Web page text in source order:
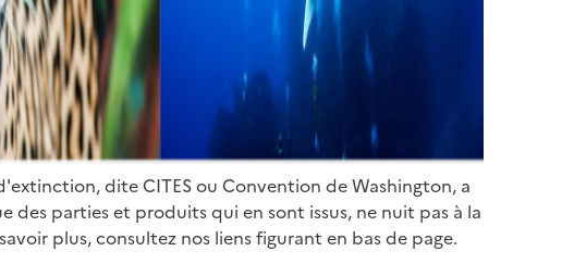
dite CITES ou Convention de Washington, a
parties et produits qui en sont issus, ne nuit pas à la
plus, consultez nos liens figurant en bas de page.